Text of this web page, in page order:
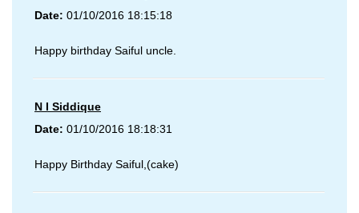
Date: 01/10/2016 18:15:18
Happy birthday Saiful uncle.
N I Siddique
Date: 01/10/2016 18:18:31
Happy Birthday Saiful,(cake)